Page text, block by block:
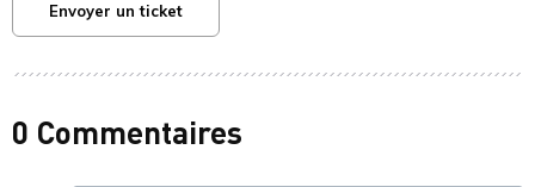
Envoyer un ticket
0 Commentaires